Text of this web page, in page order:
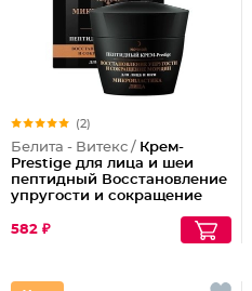
(2)
Белита - Витекс / Крем-
Prestige для лица и шеи
пептидный Восстановление
упругости и сокращение
582 ₽